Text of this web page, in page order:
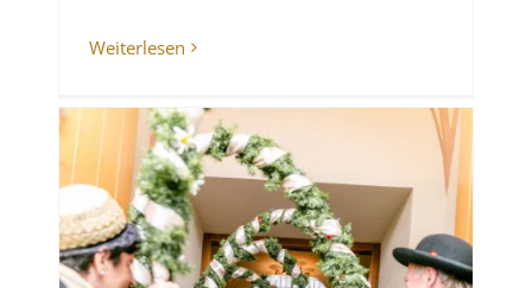
Weiterlesen